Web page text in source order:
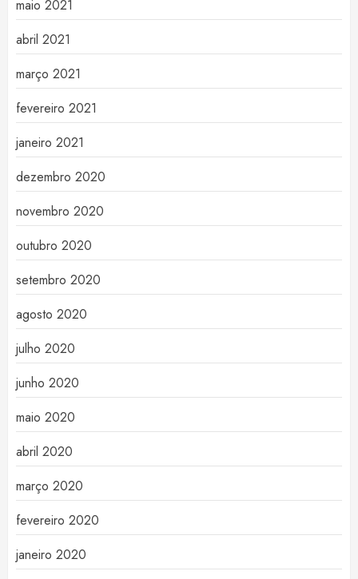
maio 2021
abril 2021
março 2021
fevereiro 2021
janeiro 2021
dezembro 2020
novembro 2020
outubro 2020
setembro 2020
agosto 2020
julho 2020
junho 2020
maio 2020
abril 2020
março 2020
fevereiro 2020
janeiro 2020